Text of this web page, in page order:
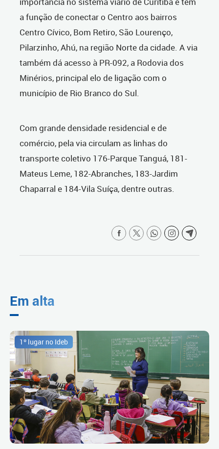
a função de conectar o Centro aos bairros
Centro Cívico, Bom Retiro, São Lourenço,
Pilarzinho, Ahú, na região Norte da cidade. A via
também dá acesso à PR-092, a Rodovia dos
Minérios, principal elo de ligação com o
município de Rio Branco do Sul.
Com grande densidade residencial e de
comércio, pela via circulam as linhas do
transporte coletivo 176-Parque Tanguá, 181-
Mateus Leme, 182-Abranches, 183-Jardim
Chaparral e 184-Vila Suíça, dentre outras.
Em alta
1º lugar no Ideb